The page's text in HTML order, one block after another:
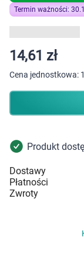
Dziecko
Higiena
Kosmetyki
Mężczyzna
Zdrowy styl
Zabawki
Termin ważności:
14,61 zł
Cena jednostkowa:
Produkt
Dostawy
Płatności
Zwroty